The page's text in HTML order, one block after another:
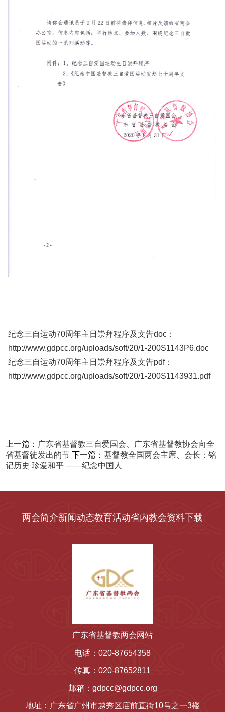
纪念三自运动70周年主日崇拜程序及文告doc：
http://www.gdpcc.org/uploads/soft/20/1-200S1143P6.doc
纪念三自运动70周年主日崇拜程序及文告pdf：
http://www.gdpcc.org/uploads/soft/20/1-200S1143931.pdf
上一篇： 广东省基督教三自爱国会、广东省基督教协会向全
省基督徒发出的节 下一篇：基督教全国两会主席、会长：铭
记历史 珍爱和平 ——纪念中国人
两会简介新闻动态教育活动省内教会资料下载
广东省基督教两会网站
电话：020-87654358
传真：020-87652811
邮箱：gdpcc@gdpcc.org
地址：广东省广州市越秀区庙前直街10号之一3楼